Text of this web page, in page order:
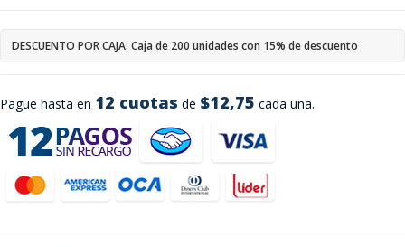
Pague hasta en 12 cuotas de $12,75 cada una.
DESCUENTO POR CAJA: Caja de 200 unidades con 15% de descuento